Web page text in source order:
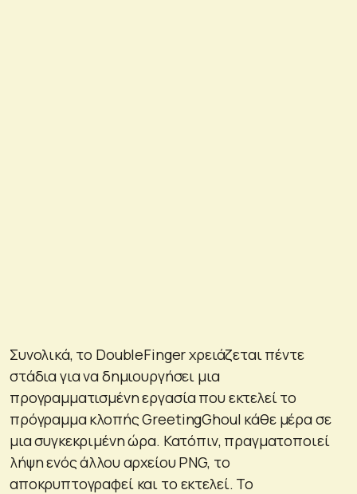
Συνολικά, το DoubleFinger χρειάζεται πέντε
στάδια για να δημιουργήσει μια
προγραμματισμένη εργασία που εκτελεί το
πρόγραμμα κλοπής GreetingGhoul κάθε μέρα σε
μια συγκεκριμένη ώρα. Κατόπιν, πραγματοποιεί
λήψη ενός άλλου αρχείου PNG, το
αποκρυπτογραφεί και το εκτελεί. Το